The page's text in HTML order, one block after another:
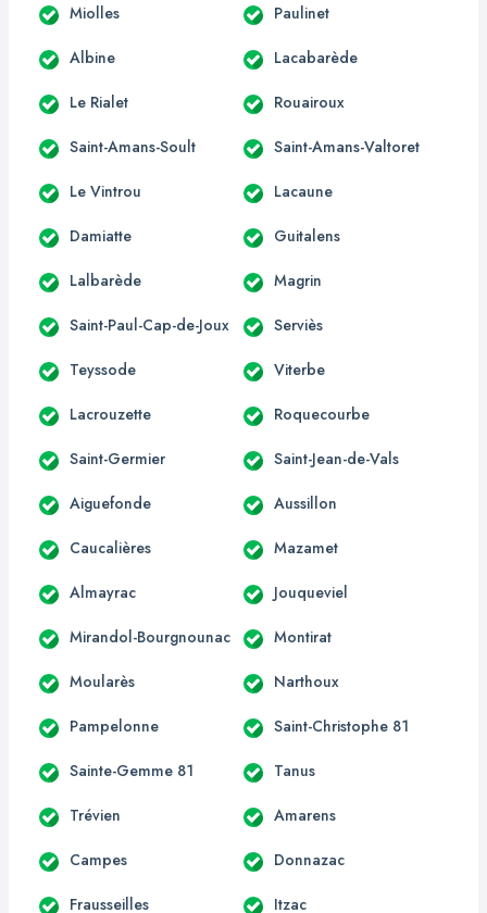
Miolles Paulinet
Albine Lacabarède
Le Rialet Rouairoux
Saint-Amans-Soult Saint-Amans-Valtoret
Le Vintrou Lacaune
Damiatte Guitalens
Lalbarède Magrin
Saint-Paul-Cap-de-Joux Serviès
Teyssode Viterbe
Lacrouzette Roquecourbe
Saint-Germier Saint-Jean-de-Vals
Aiguefonde Aussillon
Caucalières Mazamet
Almayrac Jouqueviel
Mirandol-Bourgnounac Montirat
Moularès Narthoux
Pampelonne Saint-Christophe 81
Sainte-Gemme 81 Tanus
Trévien Amarens
Campes Donnazac
Frausseilles Itzac